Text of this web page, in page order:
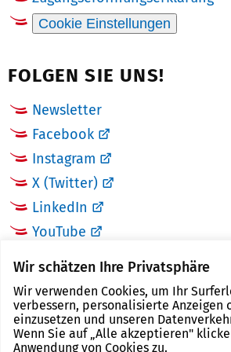
Wir schätzen Ihre Privatsphäre
Wir verwenden Cookies, um Ihr
verbessern, personalisierte Anzeigen
einzusetzen und unseren
Wenn Sie auf „Alle akzeptieren"
Anwendung von Cookies zu.
Cookie Einstellungen
FOLGEN SIE UNS!
Newsletter
Facebook
Instagram
X (Twitter)
LinkedIn
YouTube
LINKS
Landkreis Zwickau
Tourismusregion Zwickau